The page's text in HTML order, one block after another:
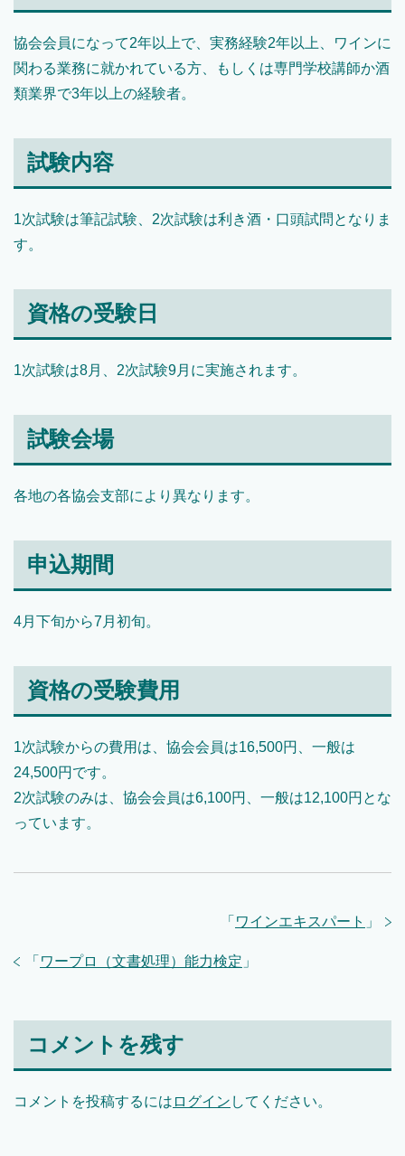
協会会員になって2年以上で、実務経験2年以上、ワインに
関わる業務に就かれている方、もしくは専門学校講師か酒
類業界で3年以上の経験者。
試験内容
1次試験は筆記試験、2次試験は利き酒・口頭試問となりま
す。
資格の受験日
1次試験は8月、2次試験9月に実施されます。
試験会場
各地の各協会支部により異なります。
申込期間
4月下旬から7月初旬。
資格の受験費用
1次試験からの費用は、協会会員は16,500円、一般は
24,500円です。
2次試験のみは、協会会員は6,100円、一般は12,100円とな
っています。
「 ワインエキスパート 」
「 ワープロ（文書処理）能力検定 」
コメントを残す
コメントを投稿するには ログイン してください。